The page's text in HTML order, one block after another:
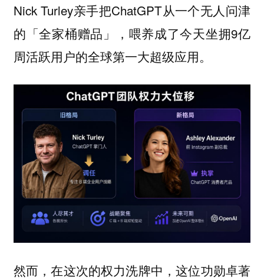
Nick Turley亲手把ChatGPT从一个无人问津
的「全家桶赠品」，喂养成了今天坐拥9亿
周活跃用户的全球第一大超级应用。
然而，在这次的权力洗牌中，这位功勋卓著